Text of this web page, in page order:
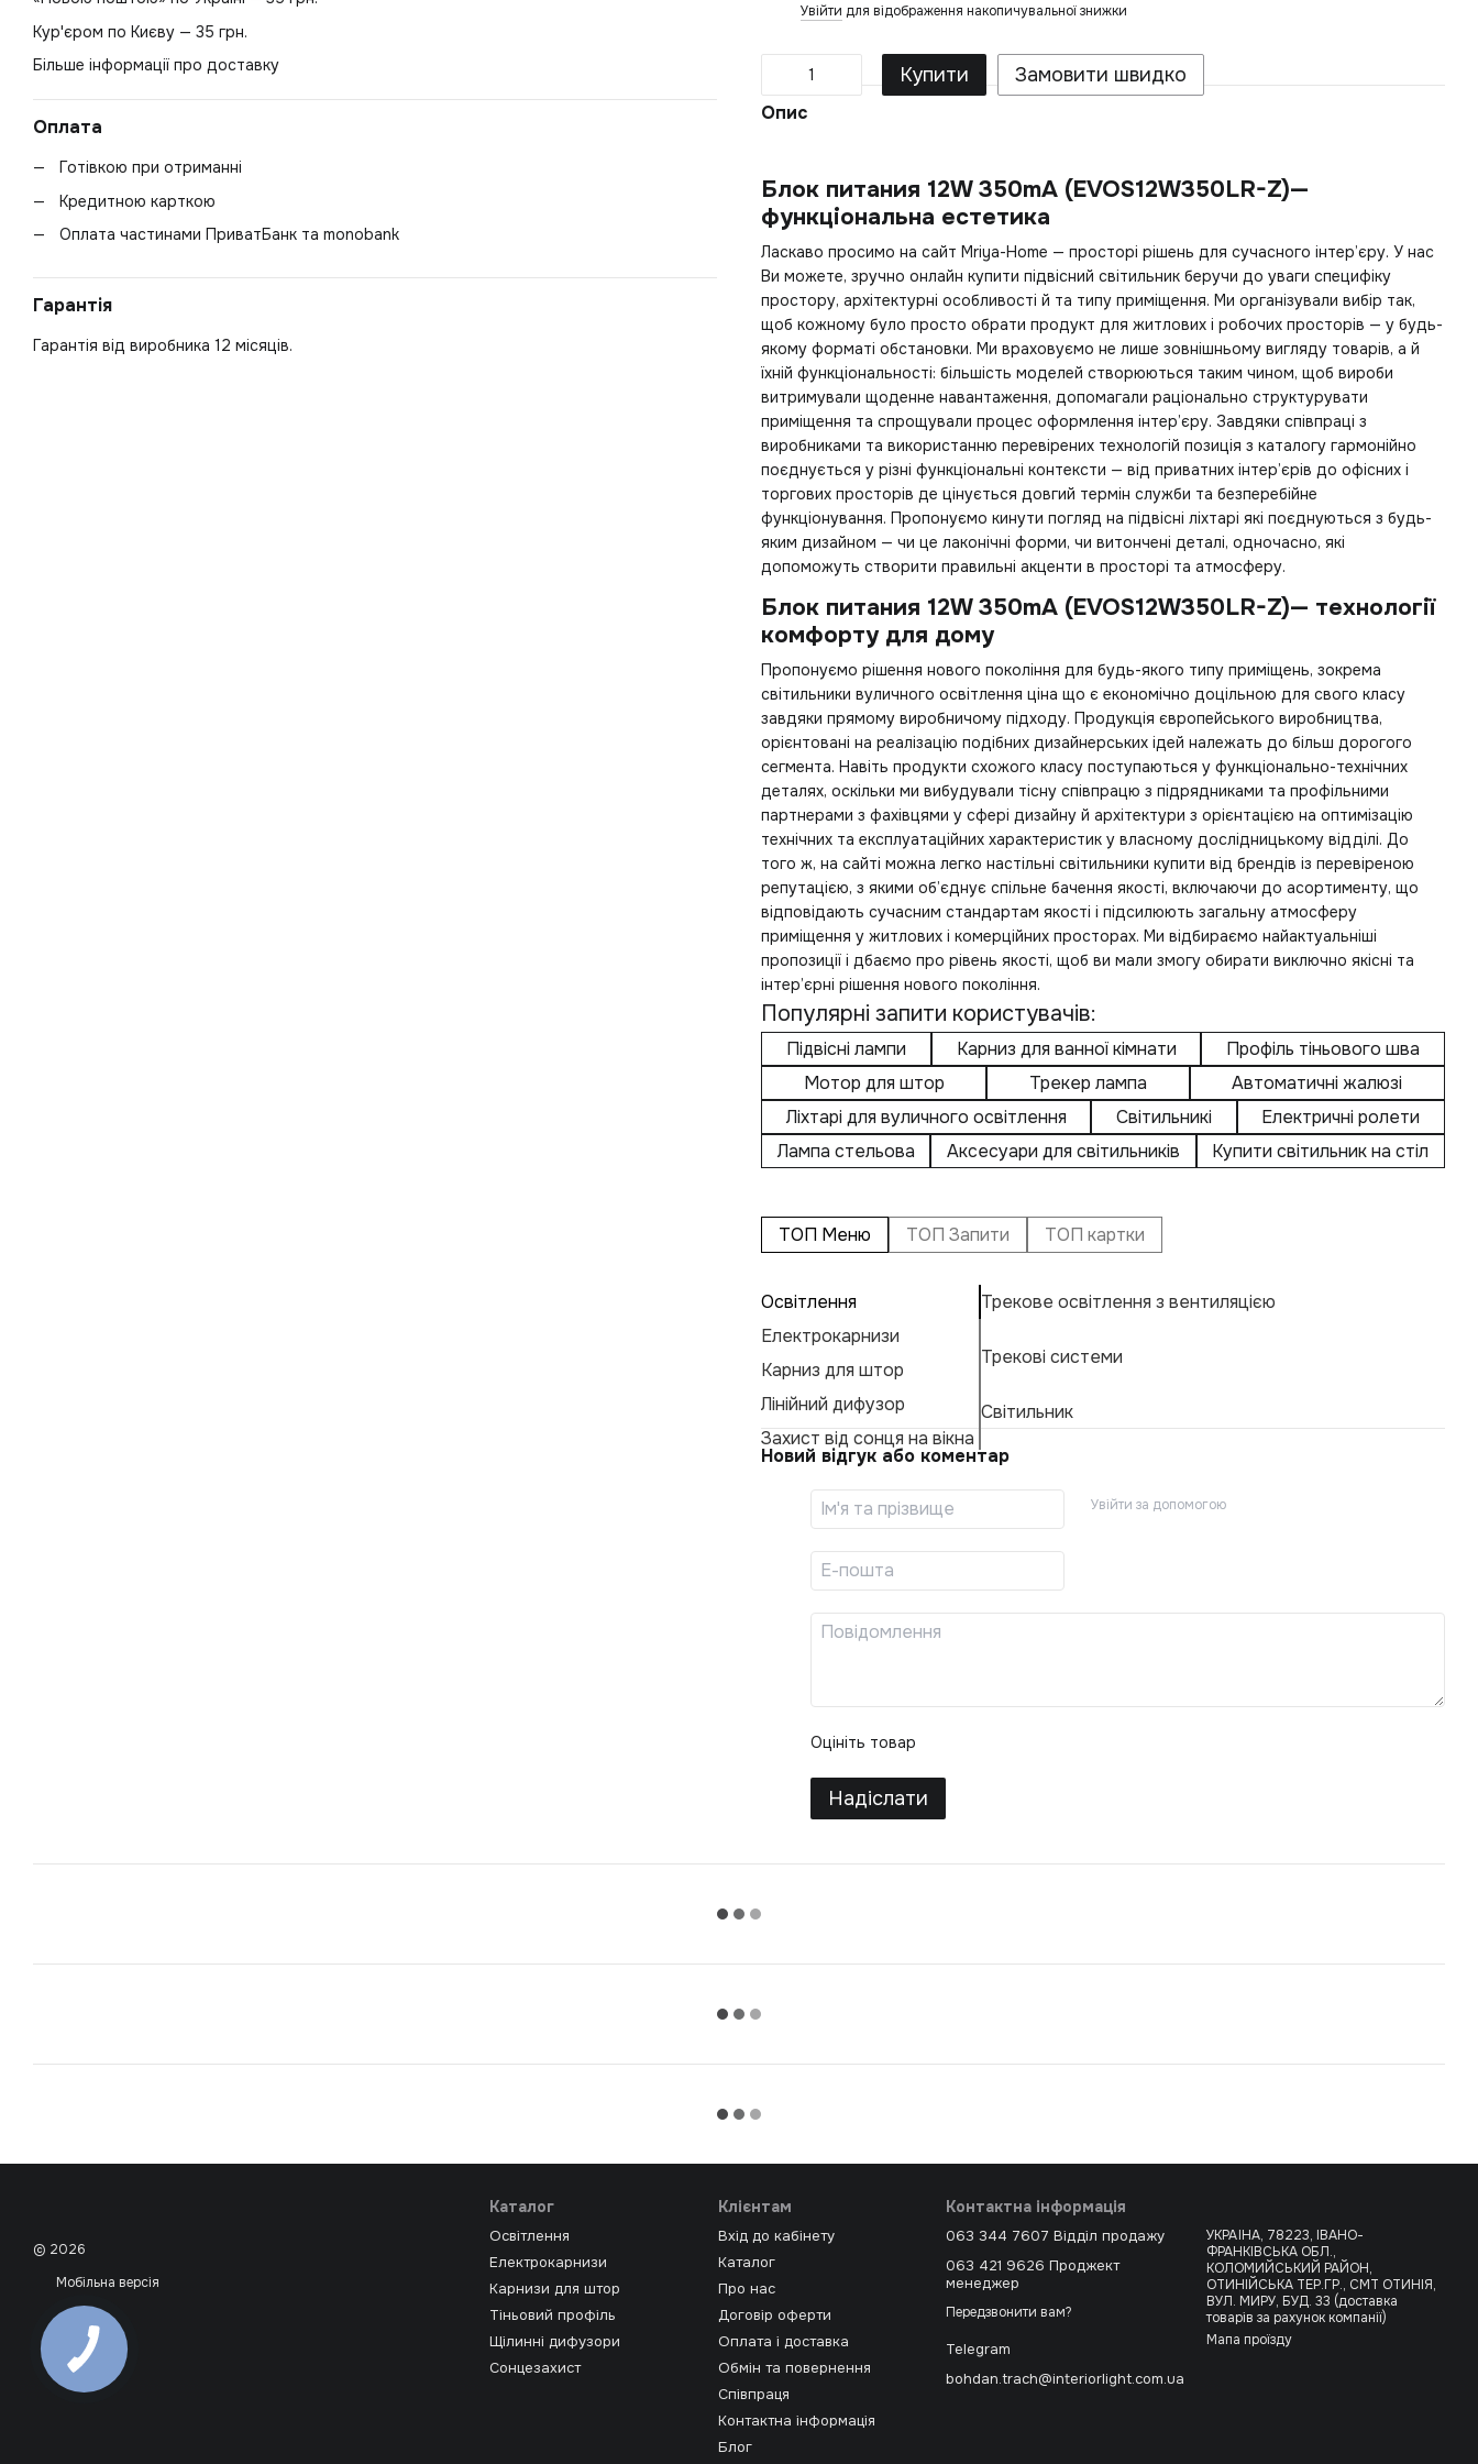
Кур'єром по Києву — 35 грн.
Більше інформації про доставку
Оплата
Готівкою при отриманні
Кредитною карткою
Оплата частинами ПриватБанк та monobank
Гарантія
Гарантія від виробника 12 місяців.
Увійти для відображення накопичувальної знижки
Купити Замовити швидко
Опис
Блок питания 12W 350mA (EVOS12W350LR-Z)—
функціональна естетика
Ласкаво просимо на сайт Mriya-Home — просторі рішень для сучасного інтер’єру. У нас
Ви можете, зручно онлайн купити підвісний світильник беручи до уваги специфіку
простору, архітектурні особливості й та типу приміщення. Ми організували вибір так,
щоб кожному було просто обрати продукт для житлових і робочих просторів — у будь-
якому форматі обстановки. Ми враховуємо не лише зовнішньому вигляду товарів, а й
їхній функціональності: більшість моделей створюються таким чином, щоб вироби
витримували щоденне навантаження, допомагали раціонально структурувати
приміщення та спрощували процес оформлення інтер’єру. Завдяки співпраці з
виробниками та використанню перевірених технологій позиція з каталогу гармонійно
поєднується у різні функціональні контексти — від приватних інтер’єрів до офісних і
торгових просторів де цінується довгий термін служби та безперебійне
функціонування. Пропонуємо кинути погляд на підвісні ліхтарі які поєднуються з будь-
яким дизайном — чи це лаконічні форми, чи витончені деталі, одночасно, які
допоможуть створити правильні акценти в просторі та атмосферу.
Блок питания 12W 350mA (EVOS12W350LR-Z)— технології
комфорту для дому
Пропонуємо рішення нового покоління для будь-якого типу приміщень, зокрема
світильники вуличного освітлення ціна що є економічно доцільною для свого класу
завдяки прямому виробничому підходу. Продукція європейського виробництва,
орієнтовані на реалізацію подібних дизайнерських ідей належать до більш дорогого
сегмента. Навіть продукти схожого класу поступаються у функціонально-технічних
деталях, оскільки ми вибудували тісну співпрацю з підрядниками та профільними
партнерами з фахівцями у сфері дизайну й архітектури з орієнтацією на оптимізацію
технічних та експлуатаційних характеристик у власному дослідницькому відділі. До
того ж, на сайті можна легко настільні світильники купити від брендів із перевіреною
репутацією, з якими об’єднує спільне бачення якості, включаючи до асортименту, що
відповідають сучасним стандартам якості і підсилюють загальну атмосферу
приміщення у житлових і комерційних просторах. Ми відбираємо найактуальніші
пропозиції і дбаємо про рівень якості, щоб ви мали змогу обирати виключно якісні та
інтер’єрні рішення нового покоління.
Популярні запити користувачів:
Підвісні лампи Карниз для ванної кімнати
Профіль тіньового шва
Мотор для штор
Трекер лампа
Автоматичні жалюзі
Ліхтарі для вуличного освітлення
Світильникі
Електричні ролети
Лампа стельова
Аксесуари для світильників Купити світильник на стіл
ТОП Меню ТОП Запити ТОП картки
Освітлення
Електрокарнизи
Карниз для штор
Лінійний дифузор
Захист від сонця на вікна
Трекове освітлення з вентиляцією
Трекові системи
Світильник
Новий відгук або коментар
Увійти за допомогою
Оцініть товар
Надіслати
© 2026
Мобільна версія
Каталог
Освітлення
Електрокарнизи
Карнизи для штор
Тіньовий профіль
Щілинні дифузори
Сонцезахист
Клієнтам
Вхід до кабінету
Каталог
Про нас
Договір оферти
Оплата і доставка
Обмін та повернення
Співпраця
Контактна інформація
Блог
Контактна інформація
063 344 7607 Відділ продажу
063 421 9626 Проджект
менеджер
Передзвонити вам?
Telegram
bohdan.trach@interiorlight.com.ua
УКРАЇНА, 78223, ІВАНО-
ФРАНКІВСЬКА ОБЛ.,
КОЛОМИЙСЬКИЙ РАЙОН,
ОТИНІЙСЬКА ТЕР.ГР., СМТ ОТИНІЯ,
ВУЛ. МИРУ, БУД. 33 (доставка
товарів за рахунок компанії)
Мапа проїзду